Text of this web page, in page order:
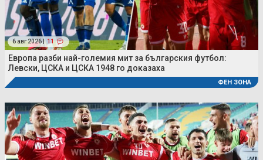
6 авг 2026 | 11
Европа разби най-големия мит за българския футбол:
Левски, ЦСКА и ЦСКА 1948 го доказаха
ФЕН ЗОНА